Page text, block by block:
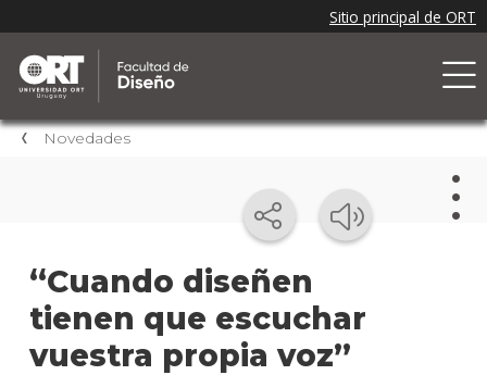
Novedades
“Cuando diseñen
tienen que escuchar
vuestra propia voz”